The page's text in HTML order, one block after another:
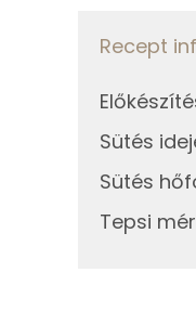
A
58g
Recept
Sütés
Sütés
Tepsi